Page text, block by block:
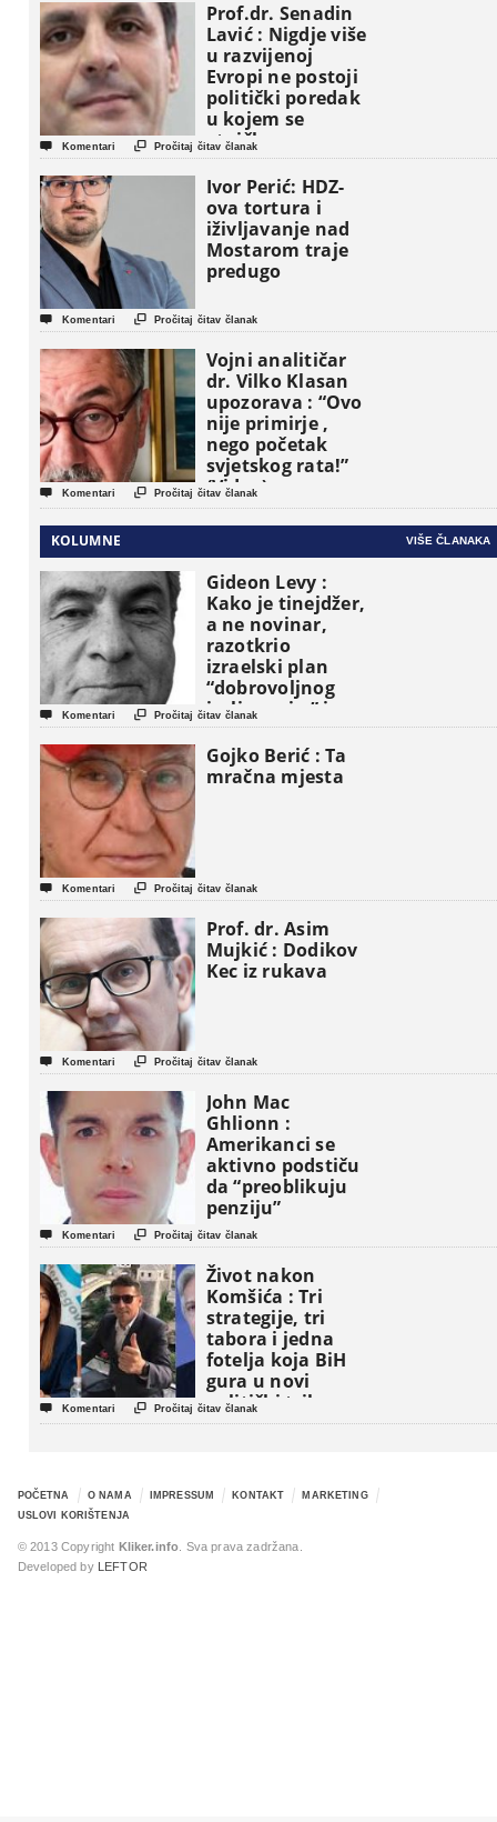
Prof.dr. Senadin
Lavić : Nigdje više
u razvijenoj
Evropi ne postoji
politički poredak
u kojem se
etničke grupe
pojavljuju kao
osnovne
političke jedinice
 Komentari  Pročitaj čitav članak
Ivor Perić: HDZ-
ova tortura i
iživljavanje nad
Mostarom traje
predugo
 Komentari  Pročitaj čitav članak
Vojni analitičar
dr. Vilko Klasan
upozorava : “Ovo
nije primirje ,
nego početak
svjetskog rata!”
(Video)
 Komentari  Pročitaj čitav članak
KOLUMNE VIŠE ČLANAKA
Gideon Levy :
Kako je tinejdžer,
a ne novinar,
razotkrio
izraelski plan
“dobrovoljnog
iseljavanja ” iz
Gaze
 Komentari  Pročitaj čitav članak
Gojko Berić : Ta
mračna mjesta
 Komentari  Pročitaj čitav članak
Prof. dr. Asim
Mujkić : Dodikov
Kec iz rukava
 Komentari  Pročitaj čitav članak
John Mac
Ghlionn :
Amerikanci se
aktivno podstiču
da “preoblikuju
penziju”
 Komentari  Pročitaj čitav članak
Život nakon
Komšića : Tri
strategije, tri
tabora i jedna
fotelja koja BiH
gura u novi
politički triler
 Komentari  Pročitaj čitav članak
POČETNA O NAMA IMPRESSUM KONTAKT
MARKETING
USLOVI KORIŠTENJA
© 2013 Copyright Kliker.info . Sva prava zadržana.
Developed by
LEFTOR